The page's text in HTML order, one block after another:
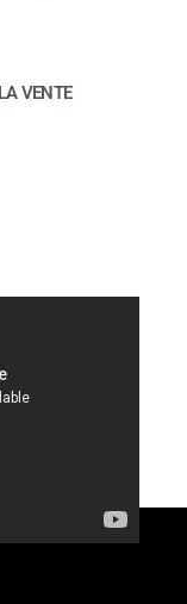
VENTE